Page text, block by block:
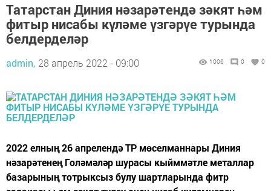
Татарстан Диния нәзарәтендә зәкят һәм
фитыр нисабы күләме үзгәрүе турында
белдерделәр
admin, 28 апрель 2022 - 09:00 1006 0 0
2022 елның 26 апрелендә ТР мөселманнары Диния
нәзарәтенең Голәмәләр шурасы кыйммәтле металлар
базарының тотрыксыз булу шартларында фитр